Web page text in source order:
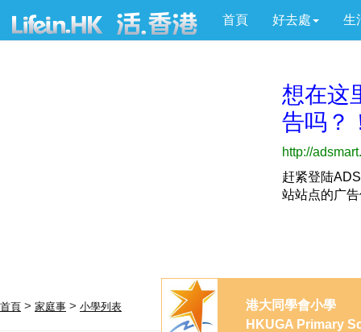
首頁 好去處 生
首頁 > 家庭事 > 小學列表
港大同學會小學
HKUGA Primary